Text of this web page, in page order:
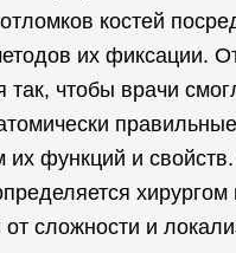
костей
их фиксации.
так, чтобы врачи
их функций и свойств.
хирургом
от сложности и